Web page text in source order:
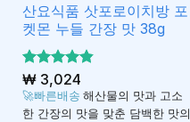
산요식품 삿포로이치방 포
켓몬 누들 간장 맛 38g
5 중에서
4.82로 평
가됨
₩3,024
🚀빠른배송 해산물의 맛과 고소
한 간장의 맛을 맞춘 담백한 맛의